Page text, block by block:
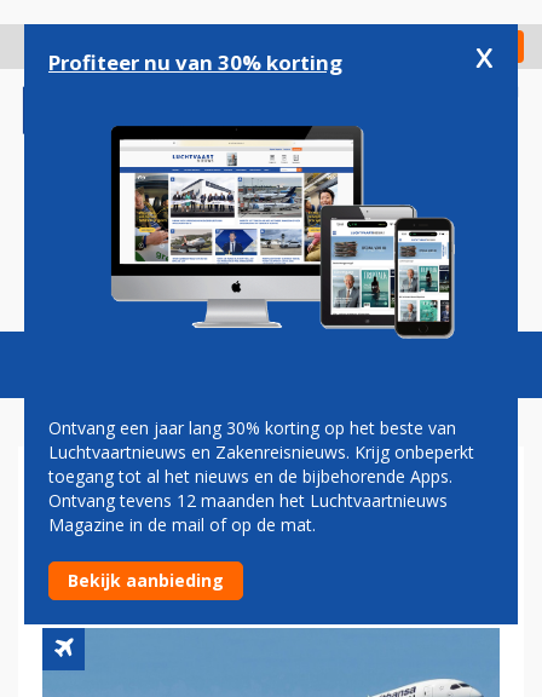
gaan
Check in
Magazine Podcasts Vacatures
PILOTENBOND LUFTHANSA
ZINSPEELT OP ACTIES NA
VASTGELOPEN CAO-OVERLEG
Profiteer nu van 30% korting x
Ontvang een jaar lang 30% korting op het beste van
Luchtvaartnieuws en Zakenreisnieuws. Krijg onbeperkt
toegang tot al het nieuws en de bijbehorende Apps.
Ontvang tevens 12 maanden het Luchtvaartnieuws
Magazine in de mail of op de mat.
Bekijk aanbieding